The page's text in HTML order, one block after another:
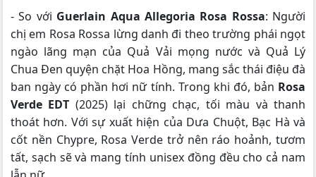
- So với Guerlain Aqua Allegoria Rosa Rossa: Người
chị em Rosa Rossa lừng danh đi theo trường phái ngọt
ngào lãng mạn của Quả Vải mọng nước và Quả Lý
Chua Đen quyện chặt Hoa Hồng, mang sắc thái điệu đà
ban ngày có phần hơi nữ tính. Trong khi đó, bản Rosa
Verde EDT (2025) lại chững chạc, tối màu và thanh
thoát hơn. Với sự xuất hiện của Dưa Chuột, Bạc Hà và
cốt nền Chypre, Rosa Verde trở nên ráo hoảnh, tươm
tất, sạch sẽ và mang tính unisex đồng đều cho cả nam